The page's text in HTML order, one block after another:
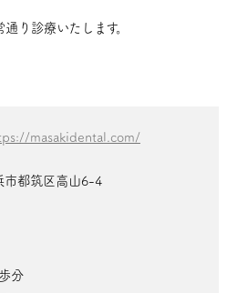
り診療いたします。
masakidental.com/
都筑区高山6-4
分